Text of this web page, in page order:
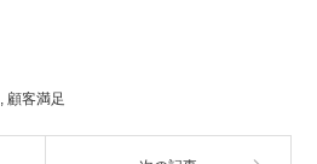
, 顧客満足